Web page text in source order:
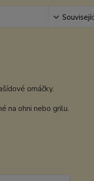
omáčky.
na ohni nebo grilu.